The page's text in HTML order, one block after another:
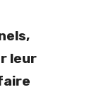
leur